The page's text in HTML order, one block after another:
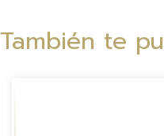
También te